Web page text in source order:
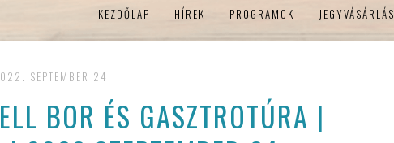
KEZDŐLAP HÍREK PROGRAMOK JEGYVÁSÁRLÁS
SEPTEMBER 24.
BOR ÉS GASZTROTÚRA |